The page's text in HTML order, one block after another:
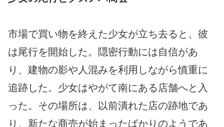
市場で買い物を終えた少女が立ち去ると、彼
は尾行を開始した。隠密行動には自信があ
り、建物の影や人混みを利用しながら慎重に
追跡した。少女はやがて南にある店舗へと入
った。その場所は、以前潰れた店の跡地であ
り、新たな商売が始まったばかりのようであ